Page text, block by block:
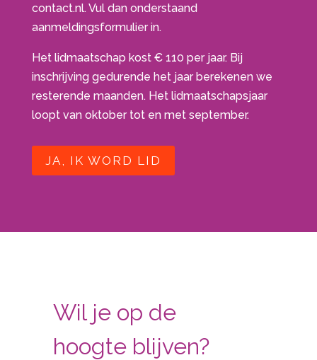
contact.nl. Vul dan onderstaand
aanmeldingsformulier in.
Het lidmaatschap kost € 110 per jaar. Bij
inschrijving gedurende het jaar berekenen we
resterende maanden. Het lidmaatschapsjaar
loopt van oktober tot en met september.
JA, IK WORD LID
Wil je op de
hoogte blijven?